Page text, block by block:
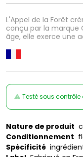
L'Appel de la Forêt
conçu par la marque
âge, elle exerce une
Testé sous
Nature de produit
Conditionnement
Spécificité